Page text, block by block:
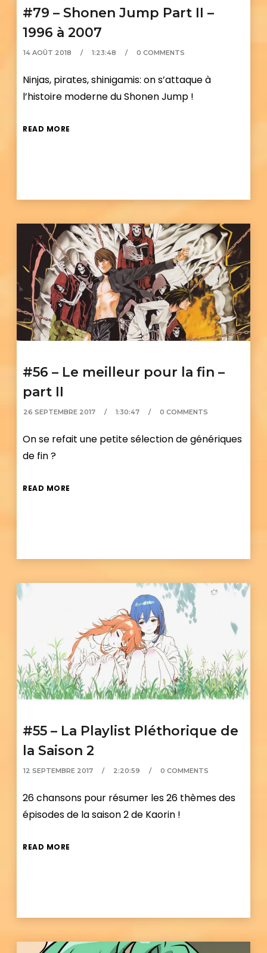
#79 – Shonen Jump Part II –
1996 à 2007
14 AOÛT 2018 1:23:48 0 COMMENTS
Ninjas, pirates, shinigamis: on s’attaque à
l’histoire moderne du Shonen Jump !
READ MORE
#56 – Le meilleur pour la fin –
part II
26 SEPTEMBRE 2017 1:30:47 0 COMMENTS
On se refait une petite sélection de génériques
de fin ?
READ MORE
#55 – La Playlist Pléthorique de
la Saison 2
12 SEPTEMBRE 2017 2:20:59 0 COMMENTS
26 chansons pour résumer les 26 thèmes des
épisodes de la saison 2 de Kaorin !
READ MORE